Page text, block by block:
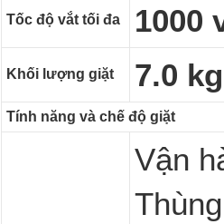
Tốc độ vắt tối đa 1000
Khối lượng giặt 7.0 kg
Tính năng và chế độ giặt
Vận